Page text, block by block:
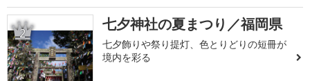
2 七夕神社の夏まつり／福岡県
七夕飾りや祭り提灯、色とりどりの短冊が
境内を彩る